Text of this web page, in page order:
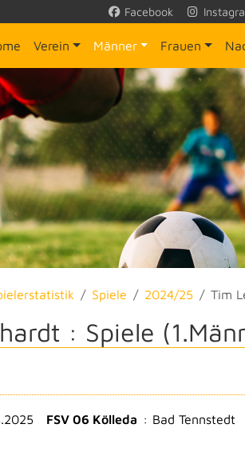
Facebook
Verein Männer Frauen
Spiele 2024/25 Tim
: Spiele
FSV 06 Kölleda : Bad Tennstedt